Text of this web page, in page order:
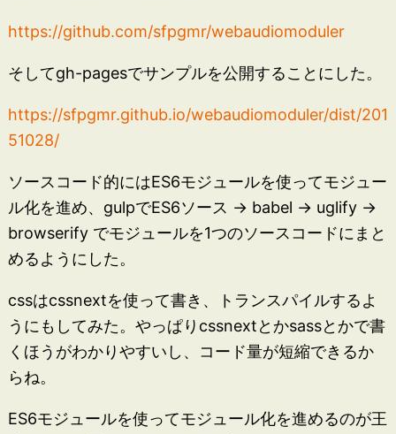
https://github.com/sfpgmr/webaudiomoduler
そしてgh-pagesでサンプルを公開することにした。
https://sfpgmr.github.io/webaudiomoduler/dist/201
51028/
ソースコード的にはES6モジュールを使ってモジュー
ル化を進め、gulpでES6ソース -> babel -> uglify ->
browserify でモジュールを1つのソースコードにまと
めるようにした。
cssはcssnextを使って書き、トランスパイルするよ
うにもしてみた。やっぱりcssnextとかsassとかで書
くほうがわかりやすいし、コード量が短縮できるか
らね。
ES6モジュールを使ってモジュール化を進めるのが王